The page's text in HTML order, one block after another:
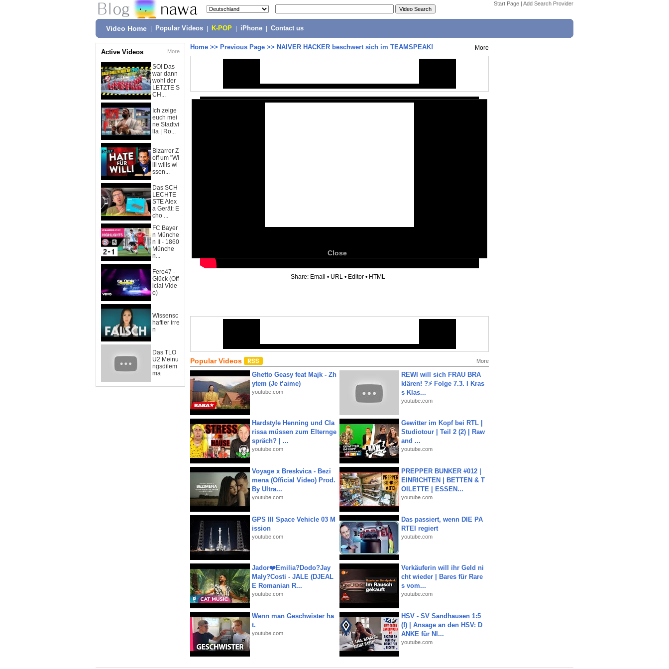
Start Page | Add Search Provider
Video Home Popular Videos K-POP iPhone Contact us
Active Videos More
SO! Das
war dann
wohl der
LETZTE S
CH...
Ich zeige
euch mei
ne Stadtvi
lla | Ro...
Bizarrer Z
off um "Wi
lli wills wi
ssen...
Das SCH
LECHTE
STE Alex
a Gerät: E
cho ...
FC Bayer
n Münche
n II - 1860
Münche
n...
Fero47 -
Glück (Off
icial Vide
o)
Wissensc
haftler irre
n
Das TLO
U2 Meinu
ngsdilem
ma
Home >> Previous Page >> NAIVER HACKER beschwert sich im TEAMSPEAK! More
Close
Share: Email • URL • Editor • HTML
Popular Videos More
Ghetto Geasy feat Majk - Zh
ytem (Je t’aime)
youtube.com
REWI will sich FRAU BRA
klären! ?⚡️ Folge 7.3. I Kras
s Klas...
youtube.com
Hardstyle Henning und Cla
rissa müssen zum Elternge
spräch? | ...
youtube.com
Gewitter im Kopf bei RTL |
Studiotour | Teil 2 (2) | Raw
and ...
youtube.com
Voyage x Breskvica - Bezi
mena (Official Video) Prod.
By Ultra...
youtube.com
PREPPER BUNKER #012 |
EINRICHTEN | BETTEN & T
OILETTE | ESSEN...
youtube.com
GPS III Space Vehicle 03 M
ission
youtube.com
Das passiert, wenn DIE PA
RTEI regiert
youtube.com
Jador❤️Emilia?Dodo?Jay
Maly?Costi - JALE (DJEAL
E Romanian R...
youtube.com
Verkäuferin will ihr Geld ni
cht wieder | Bares für Rare
s vom...
youtube.com
Wenn man Geschwister ha
t.
youtube.com
HSV - SV Sandhausen 1:5
(!) | Ansage an den HSV: D
ANKE für NI...
youtube.com